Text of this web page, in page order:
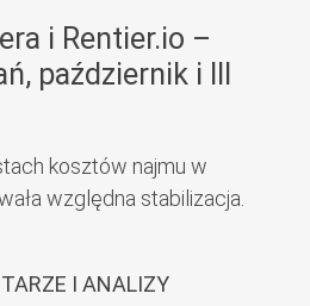
i Rentier.io –
październik i III
kosztów najmu w
względna stabilizacja.
I ANALIZY